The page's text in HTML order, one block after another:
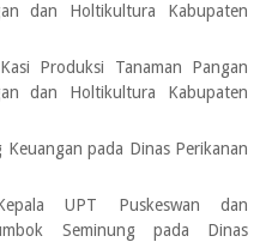
dan Holtikultura Kabupaten
Kasi Produksi Tanaman Pangan
dan Holtikultura Kabupaten
Keuangan pada Dinas Perikanan
UPT Puskeswan dan
Seminung pada Dinas